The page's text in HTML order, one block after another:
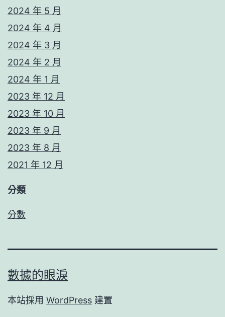
2024 年 5 月
2024 年 4 月
2024 年 3 月
2024 年 2 月
2024 年 1 月
2023 年 12 月
2023 年 10 月
2023 年 9 月
2023 年 8 月
2021 年 12 月
分類
分數
數據的眼淚
本站採用 WordPress 建置